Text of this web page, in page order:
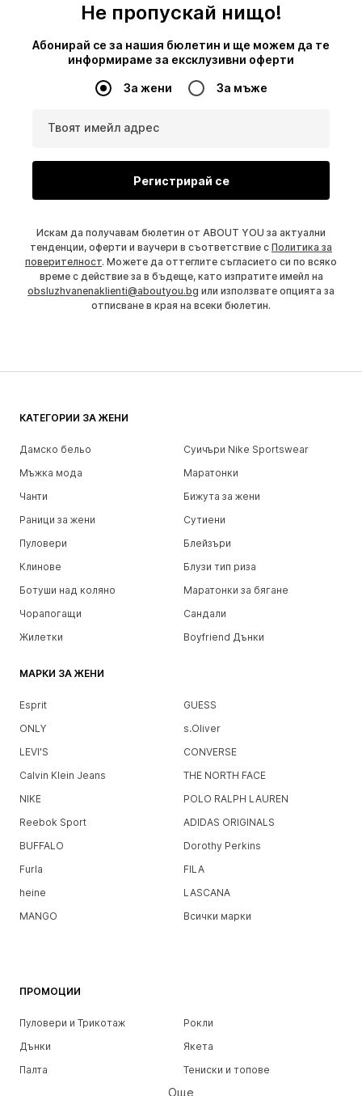
Не пропускай нищо!
Абонирай се за нашия бюлетин и ще можем да те
информираме за ексклузивни оферти
За жени За мъже
Твоят имейл адрес
Регистрирай се
Искам да получавам бюлетин от ABOUT YOU за актуални
тенденции, оферти и ваучери в съответствие с Политика за
поверителност. Можете да оттеглите съгласието си по всяко
време с действие за в бъдеще, като изпратите имейл на
obsluzhvanenaklienti@aboutyou.bg или използвате опцията за
отписване в края на всеки бюлетин.
КАТЕГОРИИ ЗА ЖЕНИ
Дамско бельо
Суичъри Nike Sportswear
Мъжка мода
Маратонки
Чанти
Бижута за жени
Раници за жени
Сутиени
Пуловери
Блейзъри
Клинове
Блузи тип риза
Ботуши над коляно
Маратонки за бягане
Чорапогащи
Сандали
Жилетки
Boyfriend Дънки
МАРКИ ЗА ЖЕНИ
Esprit
GUESS
ONLY
s.Oliver
LEVI'S
CONVERSE
Calvin Klein Jeans
THE NORTH FACE
NIKE
POLO RALPH LAUREN
Reebok Sport
ADIDAS ORIGINALS
BUFFALO
Dorothy Perkins
Furla
FILA
heine
LASCANA
MANGO
Всички марки
ПРОМОЦИИ
Пуловери и Трикотаж
Рокли
Дънки
Якета
Палта
Тениски и топове
Бельо
Още